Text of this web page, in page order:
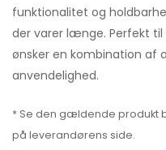
funktionalitet og
der varer længe. Perfekt
ønsker en kombination af
anvendelighed.
* Se den gældende produkt
på leverandørens side.